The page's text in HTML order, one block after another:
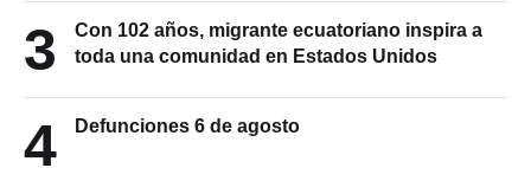
3
Con 102 años, migrante ecuatoriano inspira a
toda una comunidad en Estados Unidos
4 Defunciones 6 de agosto